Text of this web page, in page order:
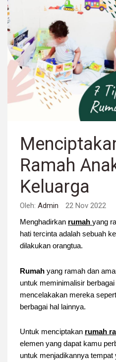
Ramah
Keluarga
Oleh: Admin 22 Nov 2022
Menghadirkan rumah yang
hati tercinta adalah sebuah
dilakukan orangtua.
Rumah yang ramah dan
untuk meminimalisir
mencelakakan mereka
berbagai hal lainnya.
Untuk menciptakan rumah
elemen yang dapat kamu
untuk menjadikannya